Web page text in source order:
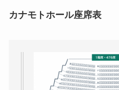
カナモトホール座席表